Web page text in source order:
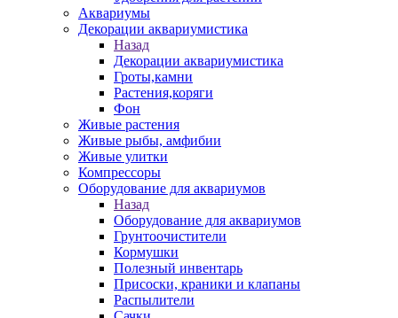
Аквариумы
Декорации аквариумистика
Назад
Декорации аквариумистика
Гроты,камни
Растения,коряги
Фон
Живые растения
Живые рыбы, амфибии
Живые улитки
Компрессоры
Оборудование для аквариумов
Назад
Оборудование для аквариумов
Грунтоочистители
Кормушки
Полезный инвентарь
Присоски, краники и клапаны
Распылители